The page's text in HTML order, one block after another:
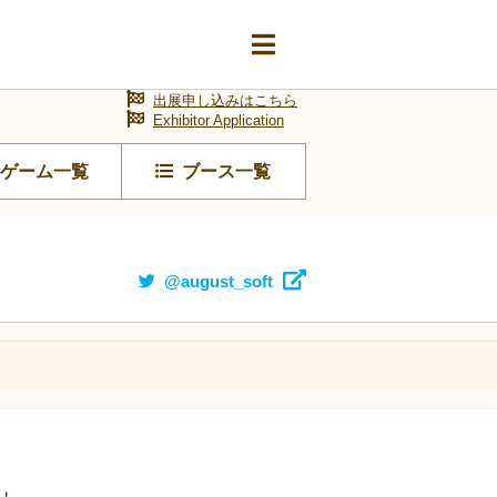
ゲーム一覧 ブース一覧
出展申し込みはこちら
Exhibitor Application
@august_soft